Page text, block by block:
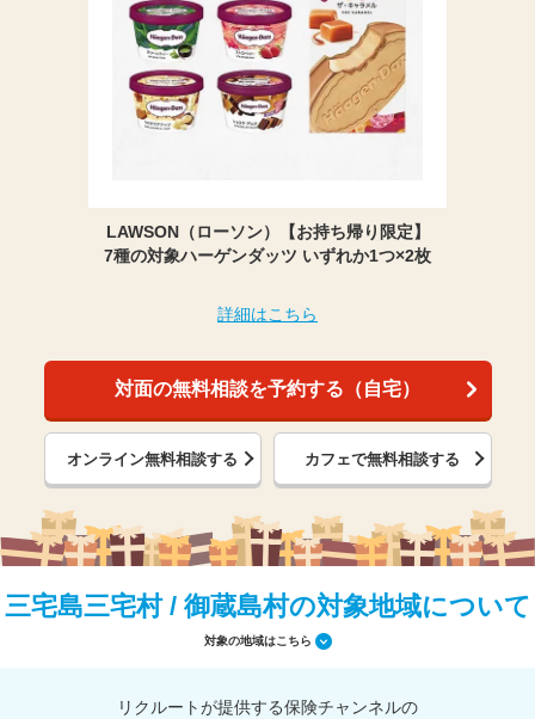
LAWSON（ローソン）【お持ち帰り限定】
7種の対象ハーゲンダッツ いずれか1つ×2枚
詳細はこちら
対面の無料相談を予約する（自宅）
オンライン無料相談する カフェで無料相談する
三宅島三宅村 / 御蔵島村の対象地域について
対象の地域はこちら
リクルートが提供する保険チャンネルの